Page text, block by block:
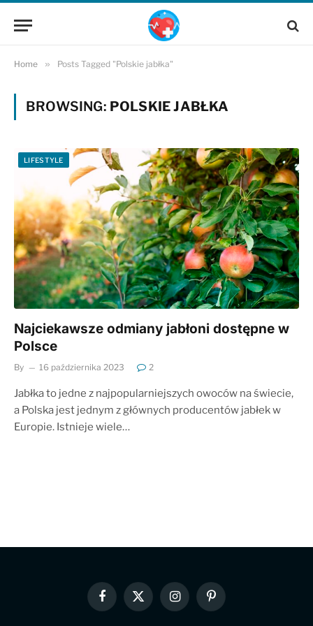
Home » Posts Tagged "Polskie jabłka"
BROWSING: POLSKIE JABŁKA
LIFESTYLE
Najciekawsze odmiany jabłoni dostępne w
Polsce
By 16 października 2023 2
Jabłka to jedne z najpopularniejszych owoców na świecie,
a Polska jest jednym z głównych producentów jabłek w
Europie. Istnieje wiele…
Facebook
X
(Twitter)
InstagramPinterest